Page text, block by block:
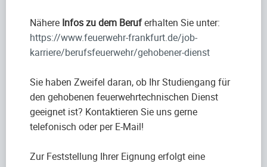
Nähere Infos zu dem Beruferhalten Sie unter:
https://www.feuerwehr-frankfurt.de/job-
karriere/berufsfeuerwehr/gehobener-dienst
Sie haben Zweifel daran, ob Ihr Studiengang für
den gehobenen feuerwehrtechnischen Dienst
geeignet ist? Kontaktieren Sie uns gerne
telefonisch oder per E-Mail!
Zur Feststellung Ihrer Eignung erfolgt eine